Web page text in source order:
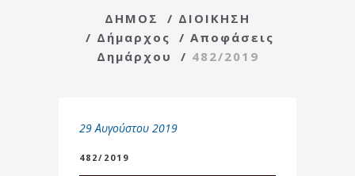
ΔΗΜΟΣ / ΔΙΟΙΚΗΣΗ
/ Δήμαρχος / Αποφάσεις
Δημάρχου
/ 482/2019
29 Αυγούστου 2019
482/2019